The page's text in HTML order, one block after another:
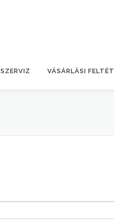
SZERVIZ VÁSÁRLÁSI